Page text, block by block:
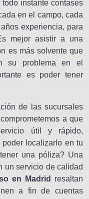
instante contases
en el campo, cada
experiencia, para
mejor asistir a una
es más solvente que
su problema en el
es poder tener
de las sucursales
a que
útil y rápido,
localizarlo en tu
una póliza? Una
un servicio de calidad
en Madrid
resaltan
a fin de cuentas